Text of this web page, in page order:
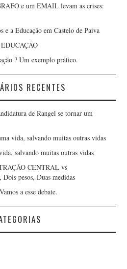
e um EMAIL levam as crises:
e a Educação em Castelo de Paiva
? Um exemplo prático.
RECENTES
de Rangel se tornar um
vida, salvando muitas outras vidas
salvando muitas outras vidas
CENTRAL vs
pesos, Duas medidas
a esse debate.